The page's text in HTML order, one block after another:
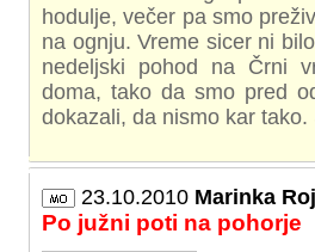
hodulje, večer pa smo
na ognju. Vreme sicer ni
nedeljski pohod na Črni
doma, tako da smo pred
dokazali, da nismo kar tako.
23.10.2010 Marinka
Po južni poti na pohorje